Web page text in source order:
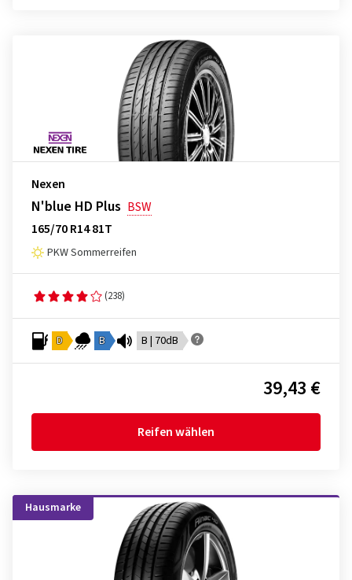
Nexen
N'blue HD Plus BSW
165/70 R14 81T
PKW Sommerreifen
(238)
D B B | 70dB
39,43 €
Reifen wählen
Hausmarke